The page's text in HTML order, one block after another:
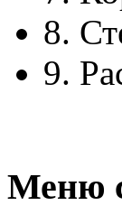
8.
9.
Меню